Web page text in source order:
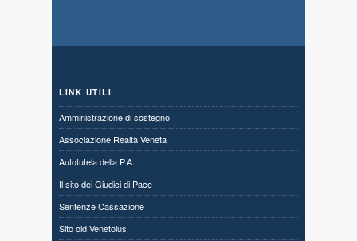
LINK UTILI
Amministrazione di sostegno
Associazione Realtà Veneta
Autotutela della P.A.
Il sito dei Giudici di Pace
Sentenze Cassazione
Sito old Venetoius